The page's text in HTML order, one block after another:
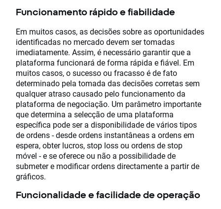
Funcionamento rápido e fiabilidade
Em muitos casos, as decisões sobre as oportunidades
identificadas no mercado devem ser tomadas
imediatamente. Assim, é necessário garantir que a
plataforma funcionará de forma rápida e fiável. Em
muitos casos, o sucesso ou fracasso é de fato
determinado pela tomada das decisões corretas sem
qualquer atraso causado pelo funcionamento da
plataforma de negociação. Um parâmetro importante
que determina a selecção de uma plataforma
específica pode ser a disponibilidade de vários tipos
de ordens - desde ordens instantâneas a ordens em
espera, obter lucros, stop loss ou ordens de stop
móvel - e se oferece ou não a possibilidade de
submeter e modificar ordens directamente a partir de
gráficos.
Funcionalidade e facilidade de operação